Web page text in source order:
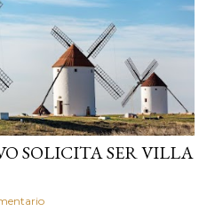
SOLICITA SER VILLA